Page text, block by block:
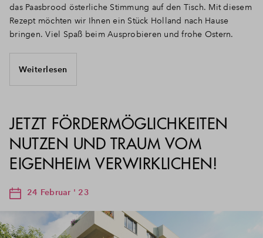
das Paasbrood österliche Stimmung auf den Tisch. Mit diesem
Rezept möchten wir Ihnen ein Stück Holland nach Hause
bringen. Viel Spaß beim Ausprobieren und frohe Ostern.
Weiterlesen
JETZT FÖRDERMÖGLICHKEITEN
NUTZEN UND TRAUM VOM
EIGENHEIM VERWIRKLICHEN!
24 Februar ' 23